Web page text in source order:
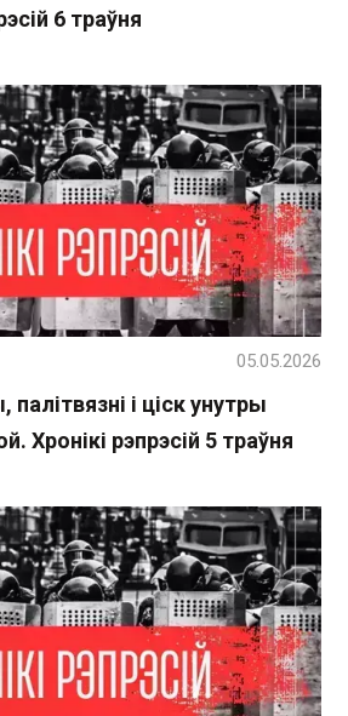
6 траўня
і ціск унутры
Хронікі рэпрэсій 5 траўня
05.05.2026